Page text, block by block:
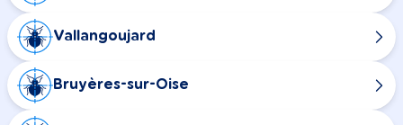
Vallangoujard
Bruyères-sur-Oise